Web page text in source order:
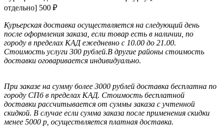
отдельно] 500 ₽
Курьерская доставка осуществляется на следующий день
после оформления заказа, если товар есть в наличии, по
городу в пределах КАД ежедневно с 10.00 до 21.00.
Стоимость услуги 300 рублей.В другие районы стоимость
доставки оговаривается индивидуально.
При заказе на сумму более 3000 рублей доставка бесплатна по
городу СПб в пределах КАД. Стоимость бесплатной
доставки раcсчитывается от суммы заказа с учтенной
скидкой. В случае если сумма заказа после применения скидки
менее 5000 р, осуществляется платная доставка.